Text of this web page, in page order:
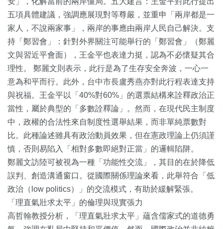
五項具體建議，強調應展現對等尊嚴，並重申「兩岸都是一
家人，不說兩家事」，兩岸的事應由兩岸人民自己解決。支
持「鄭習會」：針對外界關注可能舉行的「鄭習會」（鄭麗
文與習近平會面），王金平也表達力挺，認為不必懷疑其合
理性。 鄭麗文則表示，此行是為了生存安全奔波，一心一
意為和平而行。此外，台中市長盧秀燕亦對此行程表達支持
與祝福。王金平以「40%對60%」的選票結構來詮釋政治正
當性，屬於典型的「多數詮釋論」。然而，在現代民主制度
中，政權的合法性來自制度性選舉結果，而非單純票數對
比。此種論述雖具有政治動員效果，但在憲政理論上仍須謹
慎，否則易陷入「相對多數即絕對正當」的邏輯陷阱。
鄭麗文訪陸可被視為一種「功能性交流」，其目的在於降低
誤判、創造溝通窗口。從國際關係理論來看，此舉符合「低
政治（low politics）」的交流模式，有助於緩解緊張。
「理直氣壯求太平」的倫理與現實張力
高哲翰教授分析，「理直氣壯求太平」蘊含儒家式的道德勇